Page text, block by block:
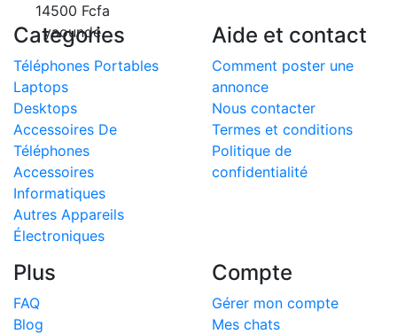
14500 Fcfa
yaounde
Categories
Téléphones Portables
Laptops
Desktops
Accessoires De
Téléphones
Accessoires
Informatiques
Autres Appareils
Électroniques
Aide et contact
Comment poster une
annonce
Nous contacter
Termes et conditions
Politique de
confidentialité
Plus
FAQ
Blog
Compte
Gérer mon compte
Mes chats